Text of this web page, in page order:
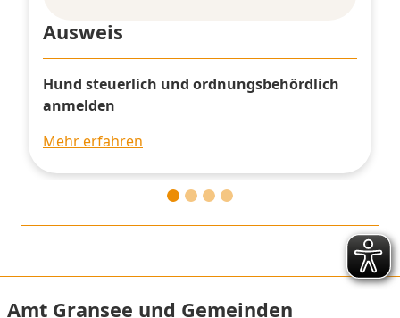
Ausweis
Hund steuerlich und ordnungsbehördlich
anmelden
Mehr erfahren
Amt Gransee und Gemeinden